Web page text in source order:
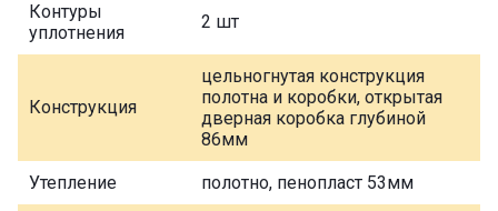
Контуры
уплотнения
2 шт
Конструкция
цельногнутая конструкция
полотна и коробки, открытая
дверная коробка глубиной
86мм
Утепление полотно, пенопласт 53мм